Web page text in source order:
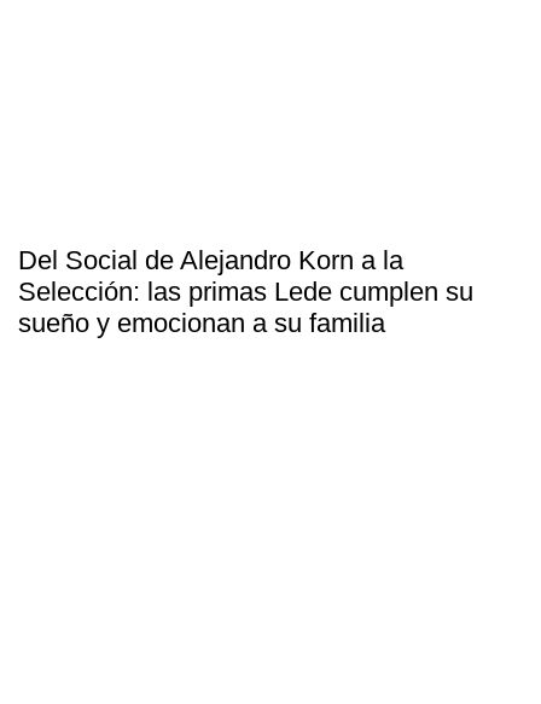
Del Social de Alejandro Korn a la
Selección: las primas Lede cumplen su
sueño y emocionan a su familia